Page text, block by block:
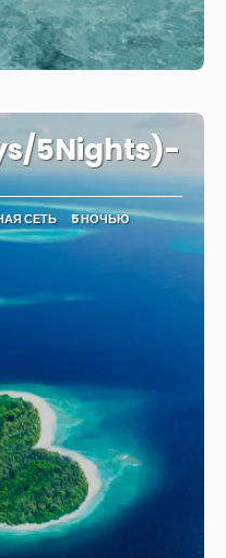
5Nights)-
СЕТЬ 5 НОЧЬЮ